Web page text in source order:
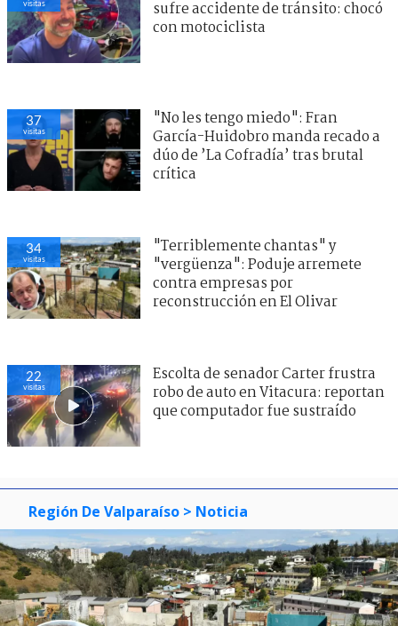
visitas
sufre accidente de tránsito: chocó
con motociclista
37
visitas
"No les tengo miedo": Fran
García-Huidobro manda recado a
dúo de ’La Cofradía’ tras brutal
crítica
34
visitas
"Terriblemente chantas" y
"vergüenza": Poduje arremete
contra empresas por
reconstrucción en El Olivar
22
visitas
Escolta de senador Carter frustra
robo de auto en Vitacura: reportan
que computador fue sustraído
Región De Valparaíso > Noticia